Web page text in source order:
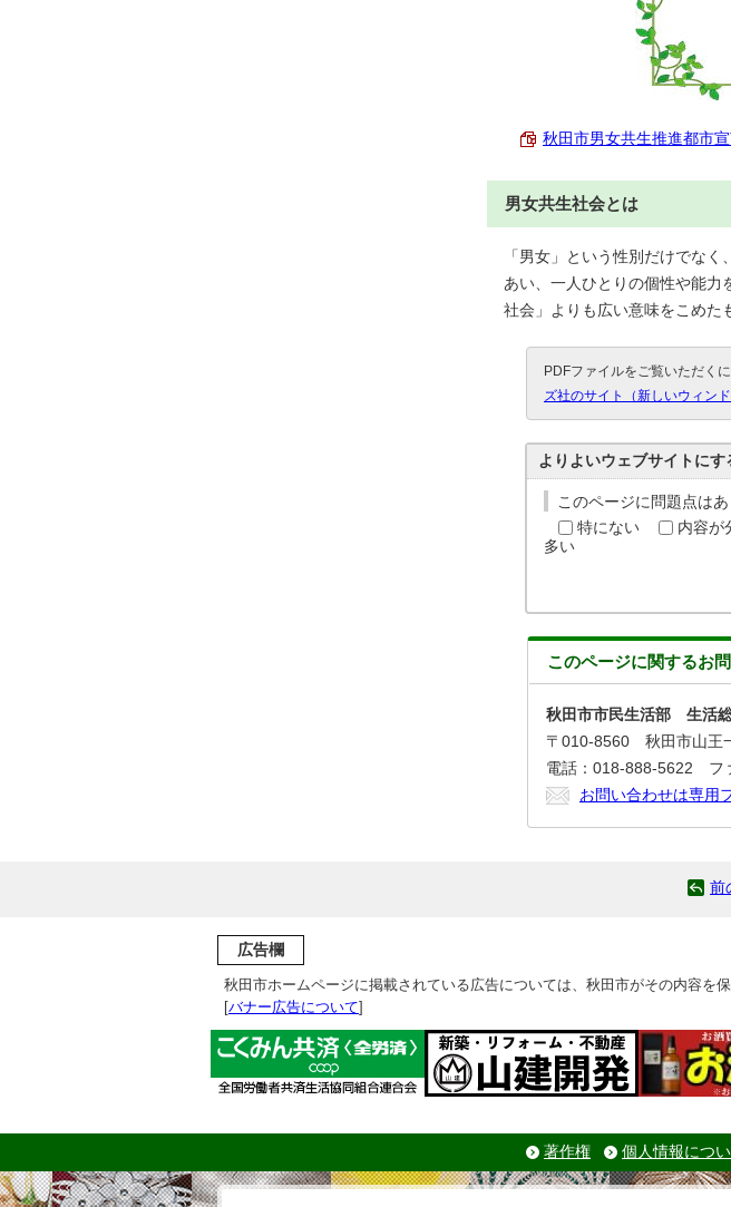
秋田市男女共生推進都市
男女共生社会とは
「男女」という性別だけでな
あい、一人ひとりの個性や能力
社会」よりも広い意味をこめた
PDFファイルをご覧いただく
ズ社のサイト（新しいウィンド
よりよいウェブサイトにす
このページに問題点は
特にない
内容が
多い
このページに関するお
秋田市市民生活部 生活
〒010-8560 秋田市山王
電話：018-888-5622 フ
お問い合わせは専用
前
広告欄
秋田市ホームページに掲載されている広告については、秋田市がその内容を
[バナー広告について]
著作権 個人情報につ